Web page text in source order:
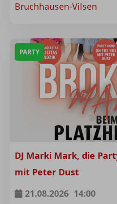
Bruchhausen-Vilsen
PARTY
DJ Marki Mark, die
mit Peter Dust
21.08.2026 14:00